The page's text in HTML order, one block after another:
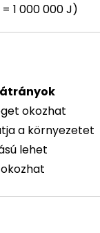
1 000 000 J)
okozhat
a környezetet
lehet